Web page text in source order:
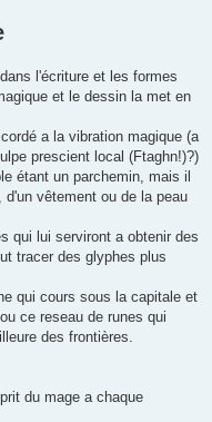
l'écriture et les formes
et le dessin la met en
a la vibration magique (a
prescient local (Ftaghn!)?)
étant un parchemin, mais il
d'un vêtement ou de la peau
qui lui serviront a obtenir des
tracer des glyphes plus
qui cours sous la capitale et
ce reseau de runes qui
des frontières.
du mage a chaque